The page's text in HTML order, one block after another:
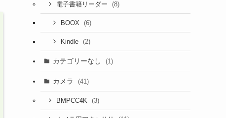
電子書籍リーダー (8)
BOOX (6)
Kindle (2)
カテゴリーなし (1)
カメラ (41)
BMPCC4K (3)